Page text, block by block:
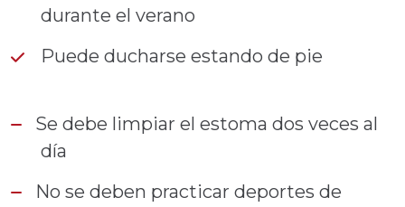
durante el verano
Puede ducharse estando de pie
Se debe limpiar el estoma dos veces al
día
No se deben practicar deportes de